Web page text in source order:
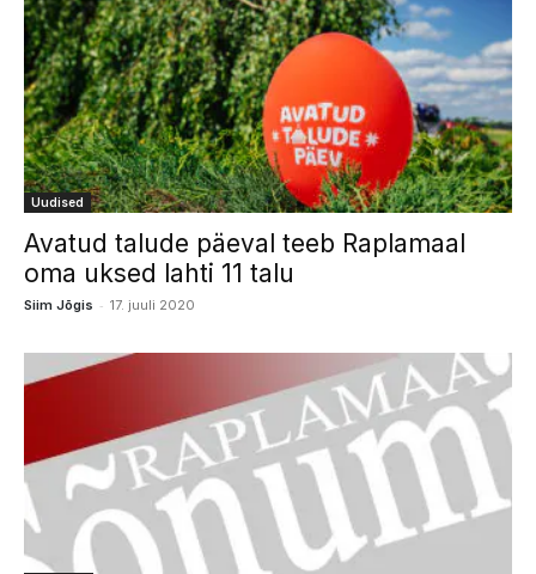
Uudised
Avatud talude päeval teeb Raplamaal
oma uksed lahti 11 talu
Siim Jõgis - 17. juuli 2020